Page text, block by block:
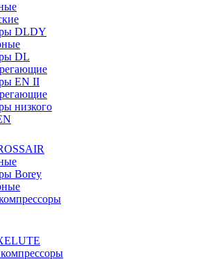
DLDY
DL
EN II
низкого
Borey